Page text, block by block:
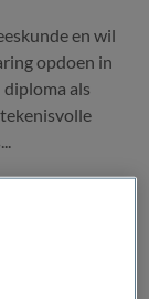
en wil
opdoen in
diploma als